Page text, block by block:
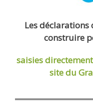
Les
construire
saisies
site du